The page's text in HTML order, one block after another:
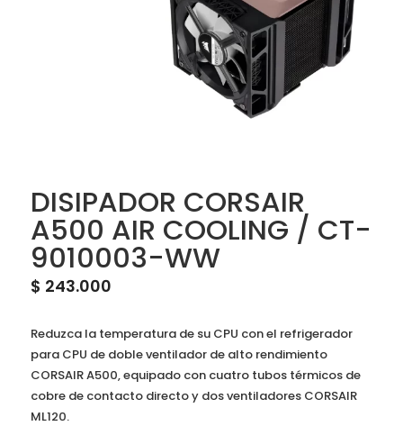
DISIPADOR CORSAIR
A500 AIR COOLING / CT-
9010003-WW
$ 243.000
Reduzca la temperatura de su CPU con el refrigerador
para CPU de doble ventilador de alto rendimiento
CORSAIR A500, equipado con cuatro tubos térmicos de
cobre de contacto directo y dos ventiladores CORSAIR
ML120.